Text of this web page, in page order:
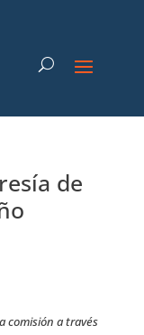
de
comisión a través